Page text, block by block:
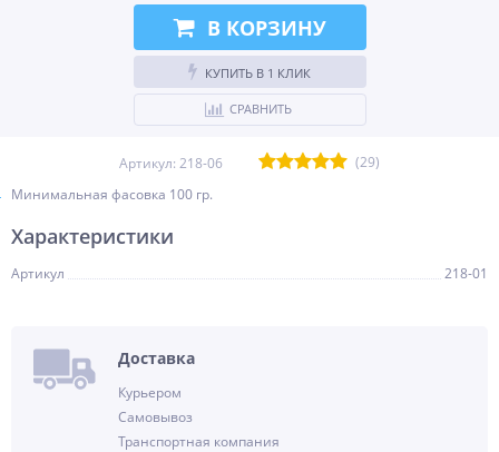
В КОРЗИНУ
КУПИТЬ В 1 КЛИК
СРАВНИТЬ
Артикул: 218-06
(29)
Минимальная фасовка 100 гр.
Характеристики
Артикул 218-01
Доставка
Курьером
Самовывоз
Транспортная компания